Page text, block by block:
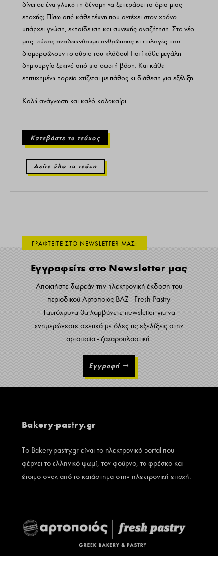
δίνει σε ένα γλυκό τη δύναμη να ξεπεράσει τα όρια μιας
εποχής; Πίσω από κάθε τέχνη που αντέχει στον χρόνο
υπάρχει γνώση, εκπαίδευση και συνεχής αναζήτηση. Στο νέο
μας τεύχος αναδεικνύουμε ανθρώπους κι επιλογές που
διαμορφώνουν το αύριο του κλάδου! Γιατί κάθε μεγάλη
δημιουργία ξεκινά από μια σωστή βάση. Και κάθε
επιτυχημένη πορεία χτίζεται με πάθος κι διάθεση για εξέλιξη.
Καλή ανάγνωση και καλό καλοκαίρι!
Κατεβάστε το τεύχος
Δείτε όλα τα τεύχη
ΓΡΑΦΤΕΙΤΕ ΣΤΟ NEWSLETTER ΜΑΣ:
Εγγραφείτε στο Newsletter μας
Αποκτήστε δωρεάν την ηλεκτρονική έκδοση του
περιοδικού Αρτοποιός ΒΑΖ - Fresh Pastry
Ταυτόχρονα θα λαμβάνετε newsletter για να
ενημερώνεστε σχετικά με όλες τις εξελίξεις στην
αρτοποιία - ζαχαροπλαστική.
Εγγραφή
Bakery-pastry.gr
Το Bakery-pastry.gr είναι το ηλεκτρονικό portal που
φέρνει το ελληνικό ψωμί, τον φούρνο, το φρέσκο και
έτοιμο σνακ από το κατάστημα στην ηλεκτρονική εποχή.